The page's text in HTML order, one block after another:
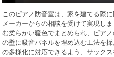
このピアノ防音室は、家を建てる際
メーカーからの相談を受けて実現し
む柔らかい暖色でまとめられ、ピア
の壁に吸音パネルを埋め込む工法を
の多様化に対応できるよう、サック